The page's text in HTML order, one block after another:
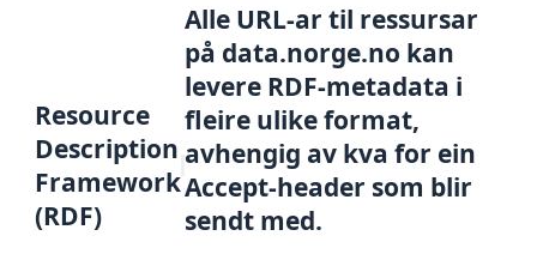
Resource
Description
Framework
(RDF)
Alle URL-ar til ressursar
på data.norge.no kan
levere RDF-metadata i
fleire ulike format,
avhengig av kva for ein
Accept-header som blir
sendt med.